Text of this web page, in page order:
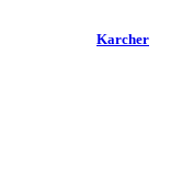
Karcher